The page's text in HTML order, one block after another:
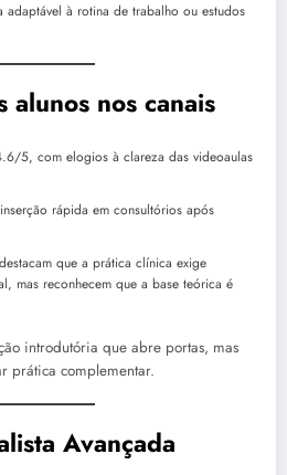
adaptável à rotina de trabalho ou estudos
alunos nos canais
5, com elogios à clareza das videoaulas
rápida em consultórios após
que a prática clínica exige
mas reconhecem que a base teórica é
introdutória que abre portas, mas
prática complementar.
Avançada